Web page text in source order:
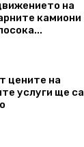
на
камиони
цените на
услуги ще са